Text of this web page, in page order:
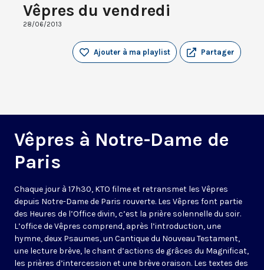
Vêpres du vendredi
28/06/2013
Partager
Ajouter à ma playlist
Vêpres à Notre-Dame de
Paris
Chaque jour à 17h30, KTO filme et retransmet les Vêpres
depuis Notre-Dame de Paris rouverte. Les Vêpres font partie
des Heures de l’Office divin, c’est la prière solennelle du soir.
L’office de Vêpres comprend, après l’introduction, une
hymne, deux Psaumes, un Cantique du Nouveau Testament,
une lecture brève, le chant d’actions de grâces du Magnificat,
les prières d’intercession et une brève oraison. Les textes des